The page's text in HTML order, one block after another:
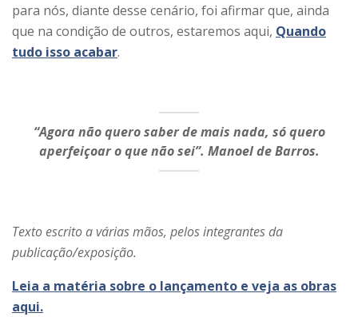
para nós, diante desse cenário, foi afirmar que, ainda
que na condição de outros, estaremos aqui, Quando
tudo isso acabar.
“Agora não quero saber de mais nada, só quero
aperfeiçoar o que não sei”. Manoel de Barros.
Texto escrito a várias mãos, pelos integrantes da
publicação/exposição.
Leia a matéria sobre o lançamento e veja as obras
aqui.